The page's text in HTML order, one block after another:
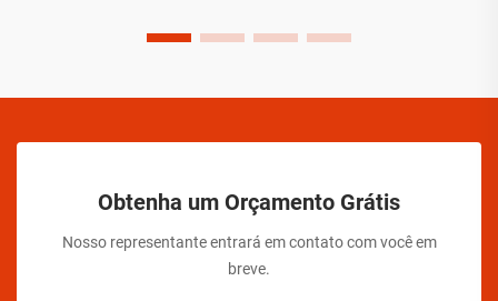
Obtenha um Orçamento Grátis
Nosso representante entrará em contato com você em
breve.